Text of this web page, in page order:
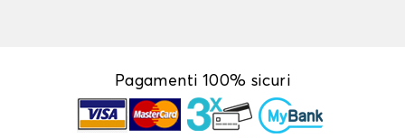
Pagamenti 100% sicuri